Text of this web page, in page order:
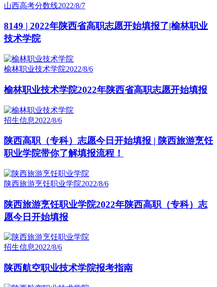
山西高考分数线2022/8/7
8149 | 2022年陕西省高职志愿开始填报了|榆林职业
技术学院
榆林职业技术学院2022/8/6
榆林职业技术学院2022年陕西省高职志愿开始填报
招生信息2022/8/6
陕西高职（专科）志愿今日开始填报 | 陕西旅游烹饪
职业学院带你了解填报流程！
陕西旅游烹饪职业学院2022/8/6
陕西旅游烹饪职业学院2022年陕西高职（专科）志
愿今日开始填报
招生信息2022/8/6
陕西航空职业技术学院报考指南